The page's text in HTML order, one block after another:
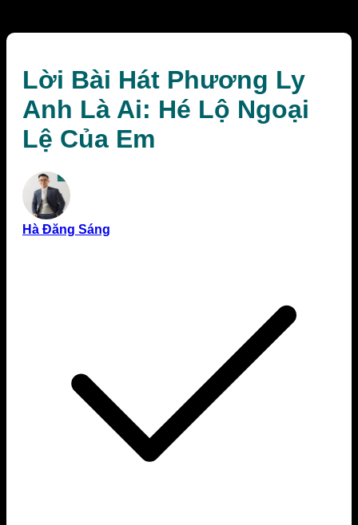
Lời Bài Hát Phương Ly
Anh Là Ai: Hé Lộ Ngoại
Lệ Của Em
Hà Đăng Sáng